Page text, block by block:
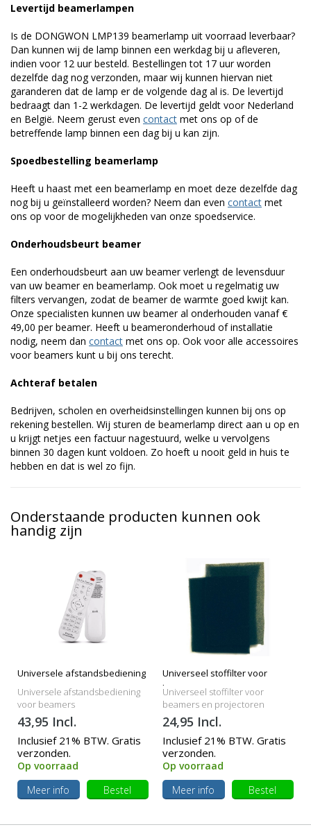
Levertijd beamerlampen
Is de DONGWON LMP139 beamerlamp uit voorraad leverbaar?
Dan kunnen wij de lamp binnen een werkdag bij u afleveren,
indien voor 12 uur besteld. Bestellingen tot 17 uur worden
dezelfde dag nog verzonden, maar wij kunnen hiervan niet
garanderen dat de lamp er de volgende dag al is. De levertijd
bedraagt dan 1-2 werkdagen. De levertijd geldt voor Nederland
en België. Neem gerust even contact met ons op of de
betreffende lamp binnen een dag bij u kan zijn.
Spoedbestelling beamerlamp
Heeft u haast met een beamerlamp en moet deze dezelfde dag
nog bij u geïnstalleerd worden? Neem dan even contact met
ons op voor de mogelijkheden van onze spoedservice.
Onderhoudsbeurt beamer
Een onderhoudsbeurt aan uw beamer verlengt de levensduur
van uw beamer en beamerlamp. Ook moet u regelmatig uw
filters vervangen, zodat de beamer de warmte goed kwijt kan.
Onze specialisten kunnen uw beamer al onderhouden vanaf €
49,00 per beamer. Heeft u beameronderhoud of installatie
nodig, neem dan contact met ons op. Ook voor alle accessoires
voor beamers kunt u bij ons terecht.
Achteraf betalen
Bedrijven, scholen en overheidsinstellingen kunnen bij ons op
rekening bestellen. Wij sturen de beamerlamp direct aan u op en
u krijgt netjes een factuur nagestuurd, welke u vervolgens
binnen 30 dagen kunt voldoen. Zo hoeft u nooit geld in huis te
hebben en dat is wel zo fijn.
Onderstaande producten kunnen ook
handig zijn
Universele afstandsbediening
Universele afstandsbediening
voor beamers
43,95 Incl.
Inclusief 21% BTW. Gratis
verzonden.
Op voorraad
Meer info
Bestel
Universeel stoffilter voor
beamers
Universeel stoffilter voor
beamers en projectoren
24,95 Incl.
Inclusief 21% BTW. Gratis
verzonden.
Op voorraad
Meer info
Bestel